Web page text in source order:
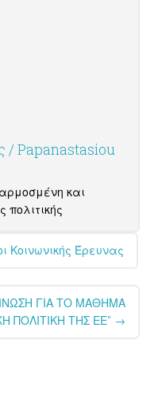
/ Papanastasiou
και
πολιτικής
Κοινωνικής Έρευνας
ΓΙΑ ΤΟ ΜΑΘΗΜΑ
ΠΟΛΙΤΙΚΗ ΤΗΣ ΕΕ” →